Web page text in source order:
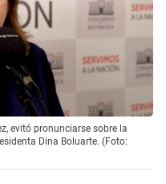
evitó pronunciarse sobre la
Dina Boluarte. (Foto: